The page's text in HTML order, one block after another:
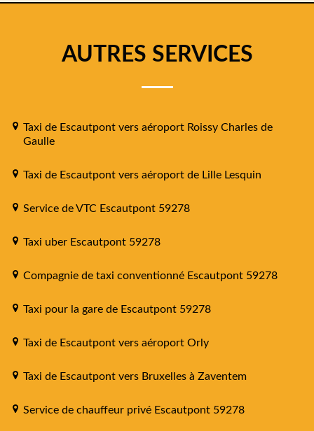
AUTRES SERVICES
Taxi de Escautpont vers aéroport Roissy Charles de
Gaulle
Taxi de Escautpont vers aéroport de Lille Lesquin
Service de VTC Escautpont 59278
Taxi uber Escautpont 59278
Compagnie de taxi conventionné Escautpont 59278
Taxi pour la gare de Escautpont 59278
Taxi de Escautpont vers aéroport Orly
Taxi de Escautpont vers Bruxelles à Zaventem
Service de chauffeur privé Escautpont 59278